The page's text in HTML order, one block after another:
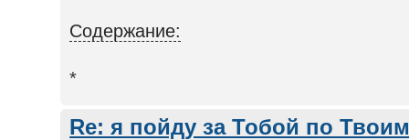
Содержание:
*
Re: я пойду за Тобой по